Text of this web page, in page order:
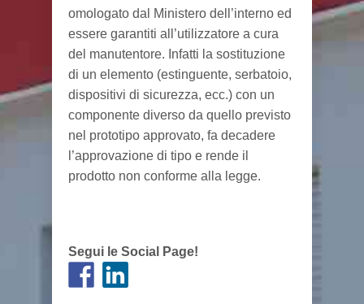
omologato dal Ministero dell’interno ed
essere garantiti all’utilizzatore a cura
del manutentore. Infatti la sostituzione
di un elemento (estinguente, serbatoio,
dispositivi di sicurezza, ecc.) con un
componente diverso da quello previsto
nel prototipo approvato, fa decadere
l’approvazione di tipo e rende il
prodotto non conforme alla legge.
Segui le Social Page!